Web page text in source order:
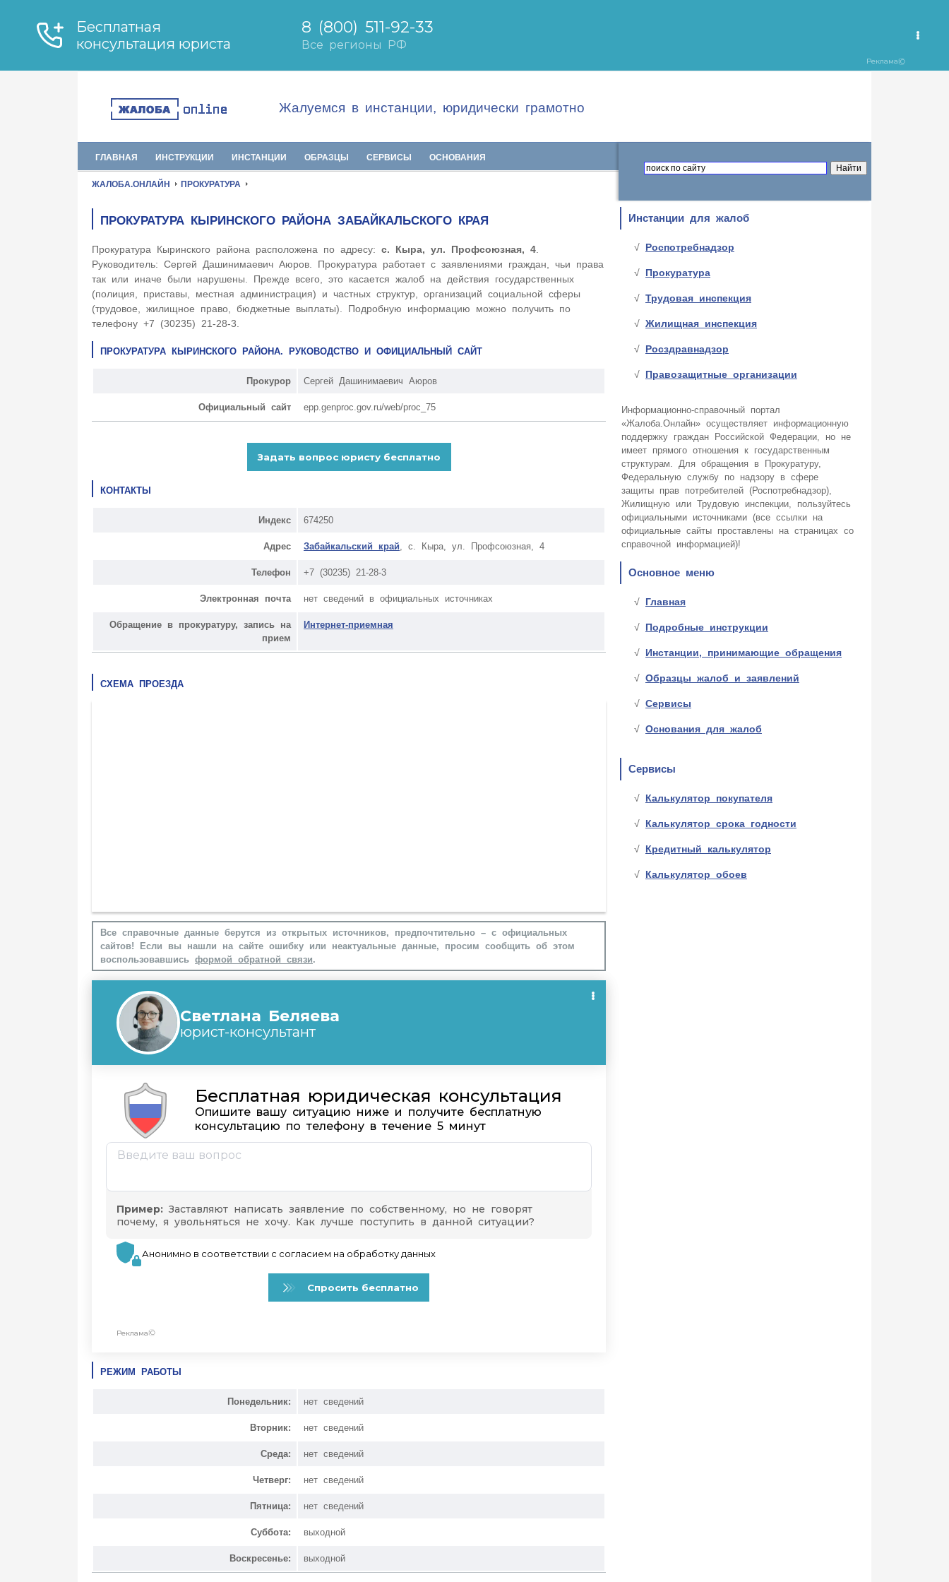
Жалуемся в инстанции, юридически грамотно
ГЛАВНАЯ ИНСТРУКЦИИ ИНСТАНЦИИ ОБРАЗЦЫ СЕРВИСЫ ОСНОВАНИЯ
ЖАЛОБА.ОНЛАЙН ПРОКУРАТУРА
ПРОКУРАТУРА КЫРИНСКОГО РАЙОНА ЗАБАЙКАЛЬСКОГО КРАЯ
Прокуратура Кыринского района расположена по адресу: с. Кыра, ул. Профсоюзная, 4
Руководитель: Сергей Дашинимаевич Аюров. Прокуратура работает с заявлениями граждан, чьи права
так или иначе были нарушены. Прежде всего, это касается жалоб на действия государственных
(полиция, приставы, местная администрация) и частных структур, организаций социальной сферы
(трудовое, жилищное право, бюджетные выплаты). Подробную информацию можно получить по
телефону +7 (30235) 21-28-3.
ПРОКУРАТУРА КЫРИНСКОГО РАЙОНА. РУКОВОДСТВО И ОФИЦИАЛЬНЫЙ САЙТ
Прокурор Сергей Дашинимаевич Аюров
Официальный сайт epp.genproc.gov.ru/web/proc_75
КОНТАКТЫ
Индекс 674250
Адрес Забайкальский край , с. Кыра, ул. Профсоюзная, 4
Телефон +7 (30235) 21-28-3
Электронная почта нет сведений в официальных источниках
Обращение в прокуратуру, запись на
прием
Интернет-приемная
СХЕМА ПРОЕЗДА
Все справочные данные берутся из открытых источников, предпочтительно – с официальных
сайтов! Если вы нашли на сайте ошибку или неактуальные данные, просим сообщить об этом
воспользовавшись формой обратной связи.
РЕЖИМ РАБОТЫ
Понедельник: нет сведений
Вторник: нет сведений
Среда: нет сведений
Четверг: нет сведений
Пятница: нет сведений
Суббота: выходной
Воскресенье: выходной
Инстанции для жалоб
Роспотребнадзор
Прокуратура
Трудовая инспекция
Жилищная инспекция
Росздравнадзор
Правозащитные организации
Информационно-справочный портал
«Жалоба.Онлайн» осуществляет информационную
поддержку граждан Российской Федерации, но не
имеет прямого отношения к государственным
структурам. Для обращения в Прокуратуру,
Федеральную службу по надзору в сфере
защиты прав потребителей (Роспотребнадзор),
Жилищную или Трудовую инспекции, пользуйтесь
официальными источниками (все ссылки на
официальные сайты проставлены на страницах со
справочной информацией)!
Основное меню
Главная
Подробные инструкции
Инстанции, принимающие обращения
Образцы жалоб и заявлений
Сервисы
Основания для жалоб
Сервисы
Калькулятор покупателя
Калькулятор срока годности
Кредитный калькулятор
Калькулятор обоев